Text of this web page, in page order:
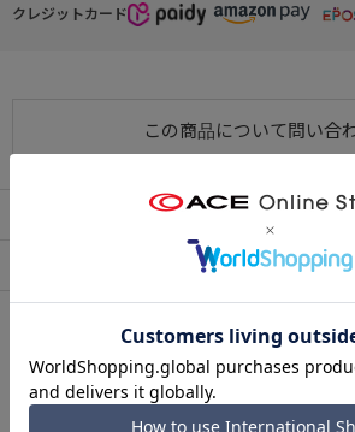
クレジットカード
この商品について問い合
出荷・配送について 返品・交
お買い物
シリーズについて
ace. 『EVL-4.0 10th LTD』 （エース イ
20th LTD）